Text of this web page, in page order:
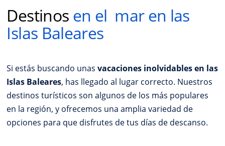
Destinos en el mar en las
Islas Baleares
Si estás buscando unasvacaciones inolvidables en las
Islas Baleares, has llegado al lugar correcto. Nuestros
destinos turísticos son algunos de los más populares
en la región, y ofrecemos una amplia variedad de
opciones para que disfrutes de tus días de descanso.